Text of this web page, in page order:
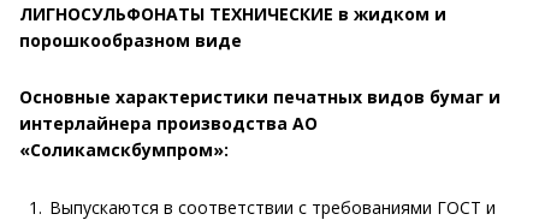
ЛИГНОСУЛЬФОНАТЫ ТЕХНИЧЕСКИЕ в жидком и
порошкообразном виде
Основные характеристики печатных видов бумаг и
интерлайнера производства АО
«Соликамскбумпром»:
Выпускаются в соответствии с требованиями ГОСТ и